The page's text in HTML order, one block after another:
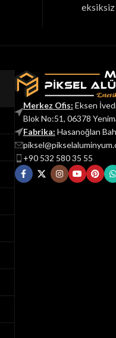
Merkez Ofis: Eksen
Blok No:51, 06378
Fabrika: Hasanoğlan
+90 532 580 35 55